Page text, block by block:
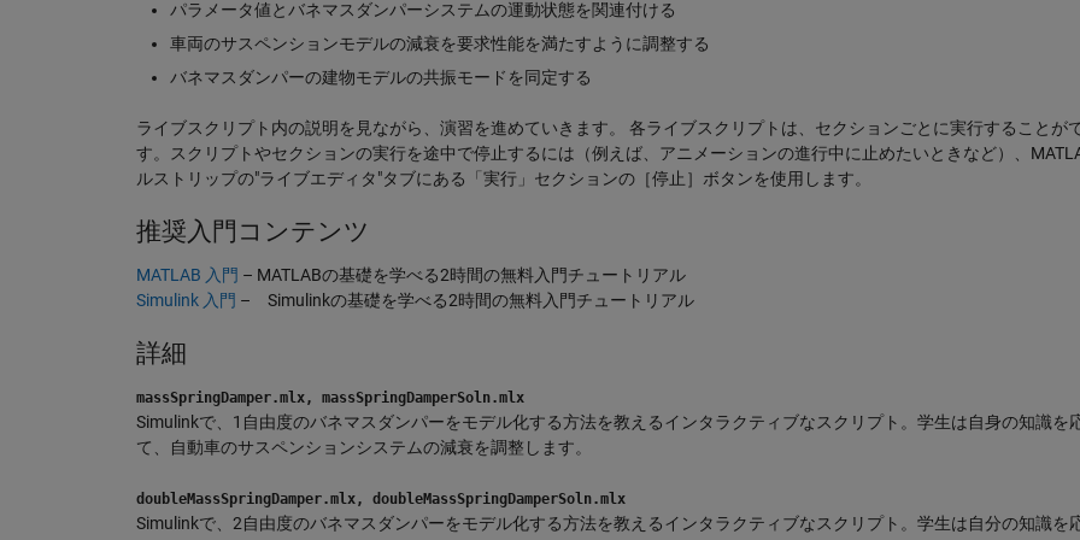
パラメータ値とバネマスダンパーシステムの運動状態を関連付ける
車両のサスペンションモデルの減衰を要求性能を満たすように調整する
バネマスダンパーの建物モデルの共振モードを同定する
ライブスクリプト内の説明を見ながら、演習を進めていきます。 各ライブスクリプトは、セクションごとに実行することが
す。スクリプトやセクションの実行を途中で停止するには（例えば、アニメーションの進行中に止めたいときなど）、
ルストリップの"ライブエディタ"タブにある「実行」セクションの［停止］ボタンを使用します。
推奨入門コンテンツ
MATLAB 入門 – MATLABの基礎を学べる2時間の無料入門チュートリアル
Simulink 入門 – Simulinkの基礎を学べる2時間の無料入門チュートリアル
詳細
massSpringDamper.mlx, massSpringDamperSoln.mlx
Simulinkで、1自由度のバネマスダンパーをモデル化する方法を教えるインタラクティブなスクリプト。学生は自身の知識を
て、自動車のサスペンションシステムの減衰を調整します。
doubleMassSpringDamper.mlx, doubleMassSpringDamperSoln.mlx
Simulinkで、2自由度のバネマスダンパーをモデル化する方法を教えるインタラクティブなスクリプト。学生は自分の知識を